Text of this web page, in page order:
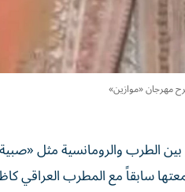
مهرجان «موازين»
الطرب والرومانسية مثل
سابقاً مع المطرب العراقي